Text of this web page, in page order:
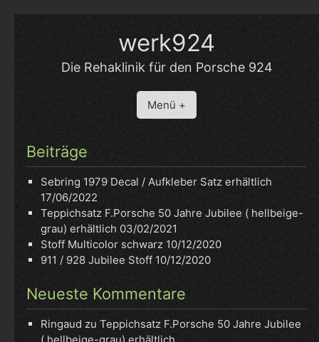
werk924
Die Rehaklinik für den Porsche 924
Menü +
Beiträge
Sebring 1979 Decal / Aufkleber Satz erhältlich
17/06/2022
Teppichsatz F.Porsche 50 Jahre Jubilee ( hellbeige-
grau) erhältlich 03/02/2021
Stoff Multicolor schwarz 10/12/2020
911 / 928 Jubilee Stoff 10/12/2020
Neueste Kommentare
Ringaud zuTeppichsatz F.Porsche 50 Jahre Jubilee